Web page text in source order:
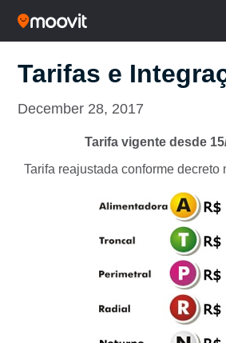
Tarifas e
December 28, 2017
Tarifa vigente desde
Tarifa reajustada conforme decreto